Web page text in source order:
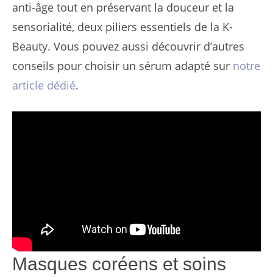
anti-âge tout en préservant la douceur et la
sensorialité, deux piliers essentiels de la K-
Beauty. Vous pouvez aussi découvrir d’autres
conseils pour choisir un sérum adapté sur notre
article dédié.
Masques coréens et soins